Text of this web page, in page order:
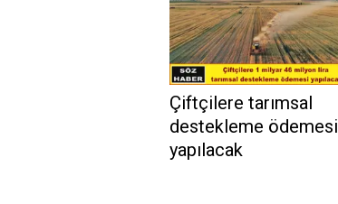
Çiftçilere tarımsal
destekleme ödemesi
yapılacak